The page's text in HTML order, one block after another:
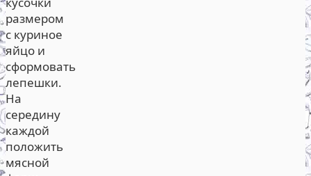
размером
с куриное
яйцо и
сформовать
лепешки.
На
середину
каждой
положить
мясной